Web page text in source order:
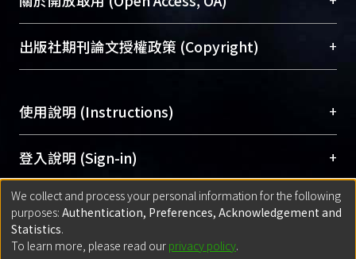
To permanently archive and promote researcher
profiles and scholarly works, Library integrates the
services of “NTU Repository” with “Academic
開放取用是從使用者角度提升資訊取用性的社會運
動，應用在學術研究上是透過將研究著作公開供使
用逐年攀升。同時可加速研究發展、提升研究影響
Archive）平台。 （點選深入了解OA）
出版社期刊論文授權政策 (Copyright) +
含部分內容的版權非匯入者所有，或由第三方贊
助與合作完成，請確認該版權所有者及第三方同
意提供此授權。
Please represent that the submission is your
original work, and that you have the right to
grant the rights to upload.
若欲上傳已出版的全文電子檔，可使用
使用說明 (Instructions) +
網站簡介(Quickstart Guide)
使用手冊(Instruction Manual)
線上預約服務(Booking Service)
登入說明 (Sign-in) +
方案一：臺灣大學計算機中心帳號登入
(With C&INC Email Account)
方案二：ORCID帳號登入(With ORCID)
匯入著作 (Submission) +
方案一：定期更新ORCID者，以ID匯入
We collect and process your personal information for the following
purposes: Authentication, Preferences, Acknowledgement and
Statistics.
To learn more, please read our privacy policy.